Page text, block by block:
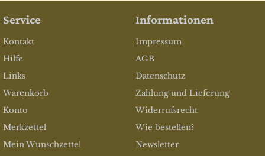
Service
Kontakt
Hilfe
Links
Warenkorb
Konto
Merkzettel
Mein Wunschzettel
Informationen
Impressum
AGB
Datenschutz
Zahlung und Lieferung
Widerrufsrecht
Wie bestellen?
Newsletter